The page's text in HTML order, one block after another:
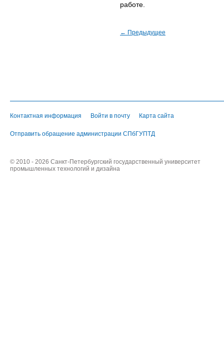
работе.
← Предыдущее
Контактная информация Войти в почту Карта сайта
Отправить обращение администрации СПбГУПТД
© 2010 - 2026 Санкт-Петербургский государственный университет
промышленных технологий и дизайна